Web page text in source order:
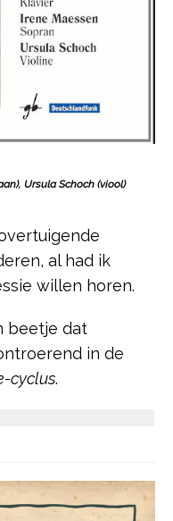
Ursula Schoch (viool)
al had ik
willen horen.
beetje dat
in de
cyclus.